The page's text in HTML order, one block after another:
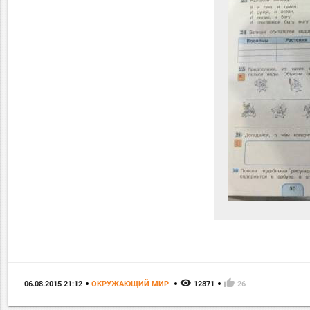
06.08.2015 21:12 ОКРУЖАЮЩИЙ МИР remove_red_eye 12871 thumb_up 26